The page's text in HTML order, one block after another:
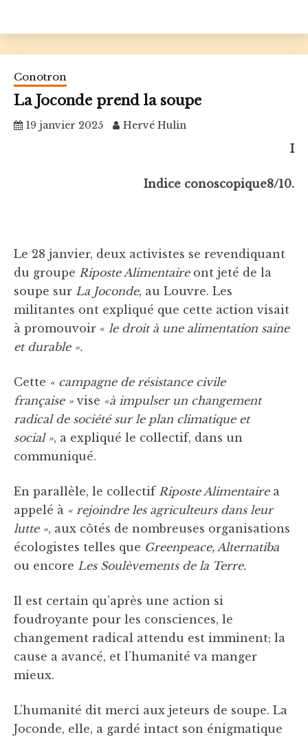
Conotron
La Joconde prend la soupe
19 janvier 2025 Hervé Hulin
I
Indice conoscopique8/10.
Le 28 janvier, deux activistes se revendiquant
du groupe Riposte Alimentaireont jeté de la
soupe sur La Joconde, au Louvre. Les
militantes ont expliqué que cette action visait
à promouvoir « le droit à une alimentation saine
et durable ».
Cette « campagne de résistance civile
française » vise «à impulser un changement
radical de société sur le plan climatique et
social », a expliqué le collectif, dans un
communiqué.
En parallèle, le collectif Riposte Alimentairea
appelé à « rejoindre lesagriculteurs dans leur
lutte », aux côtés de nombreuses organisations
écologistes telles que Greenpeace, Alternatiba
ou encore Les Soulèvements de la Terre.
Il est certain qu’après une action si
foudroyante pour les consciences, le
changement radical attendu est imminent; la
cause a avancé, et l’humanité va manger
mieux.
L’humanité dit merci aux jeteurs de soupe. La
Joconde, elle, a gardé intact son énigmatique